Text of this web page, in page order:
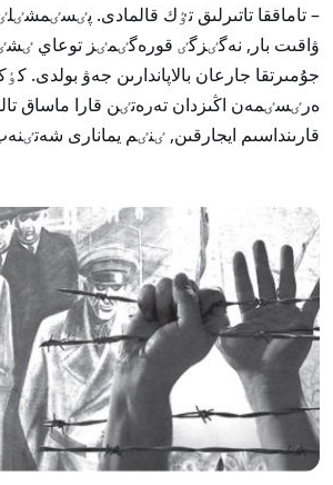
– تاماققا تاتىرلىق تٷك قالمادى.
ۋاقىت بار, نەگٸزگٸ قورەگٸمٸز توعاي
جۇمىرتقا جارعان بالاپاندارىن جەۋ بولدى.
ەرٸسٸمەن اڭىزدان تەرەتٸن قارا ماساق
قارىنداسىم ايجارقىن, ٸنٸم يمانارى